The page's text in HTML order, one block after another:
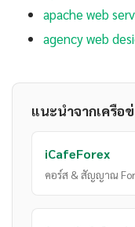
apache web
agency web
แนะนำจากเครือ
iCafeForex
คอร์ส & สัญญาณ